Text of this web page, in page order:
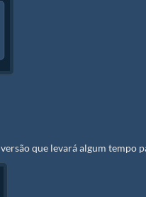
que levará algum tempo